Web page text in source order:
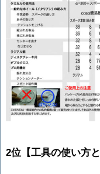
2位【工具の使い方